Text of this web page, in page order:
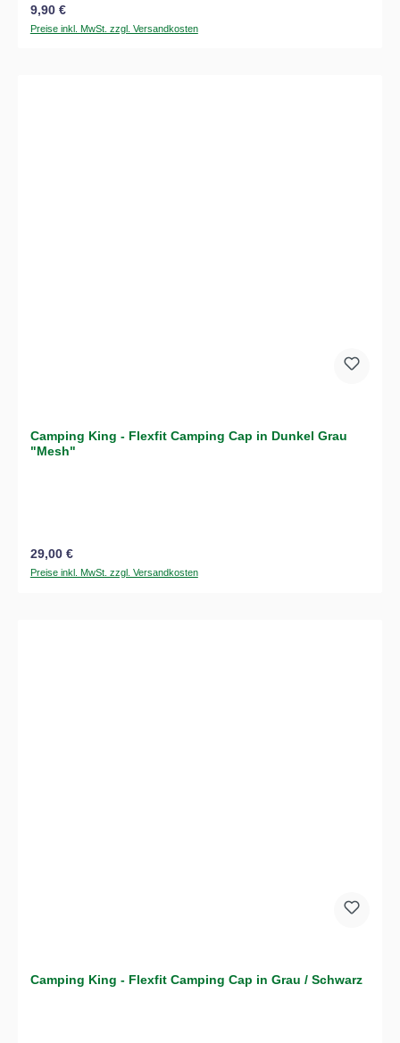
Regulärer Preis:
9,90 €
Preise inkl. MwSt. zzgl. Versandkosten
Camping King - Flexfit Camping Cap in Dunkel Grau
"Mesh"
Regulärer Preis:
29,00 €
Preise inkl. MwSt. zzgl. Versandkosten
Camping King - Flexfit Camping Cap in Grau / Schwarz